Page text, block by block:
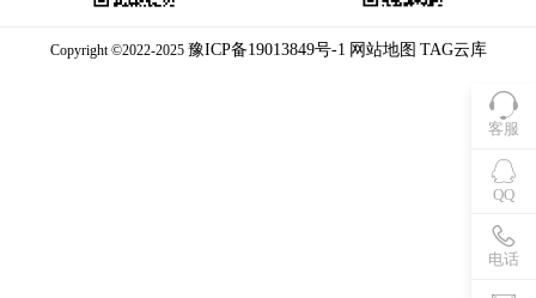
客服
QQ
电话
Copyright ©2022-2025 豫ICP备19013849号-1 网站地图 TAG云库